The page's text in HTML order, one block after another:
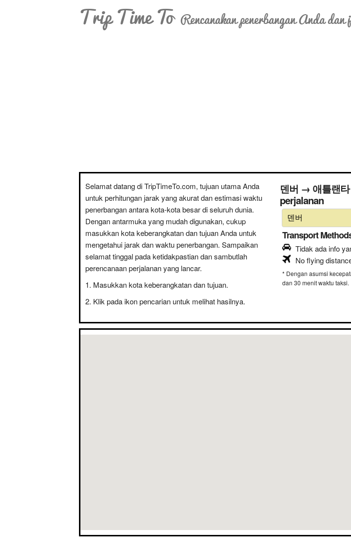
Trip Time To Rencanakan penerbangan Anda
Selamat datang di TripTimeTo.com, tujuan utama Anda
untuk perhitungan jarak yang akurat dan estimasi waktu
penerbangan antara kota-kota besar di seluruh dunia.
Dengan antarmuka yang mudah digunakan, cukup
masukkan kota keberangkatan dan tujuan Anda untuk
mengetahui jarak dan waktu penerbangan. Sampaikan
selamat tinggal pada ketidakpastian dan sambutlah
perencanaan perjalanan yang lancar.
Masukkan kota keberangkatan dan tujuan.
Klik pada ikon pencarian untuk melihat hasilnya.
덴버 → 애틀랜
perjalanan
Transport
Tidak ada info
No flying
* Dengan asumsi
dan 30 menit waktu taksi.